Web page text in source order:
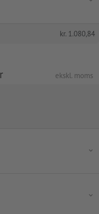
kr. 1.080,84
ekskl. moms